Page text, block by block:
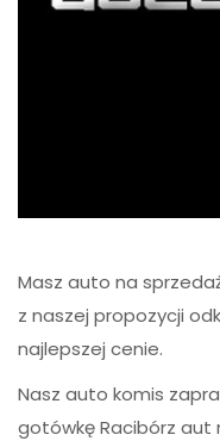
Masz auto na
z naszej propozycji
najlepszej cenie.
Nasz auto komis
gotówkę Racibórz aut